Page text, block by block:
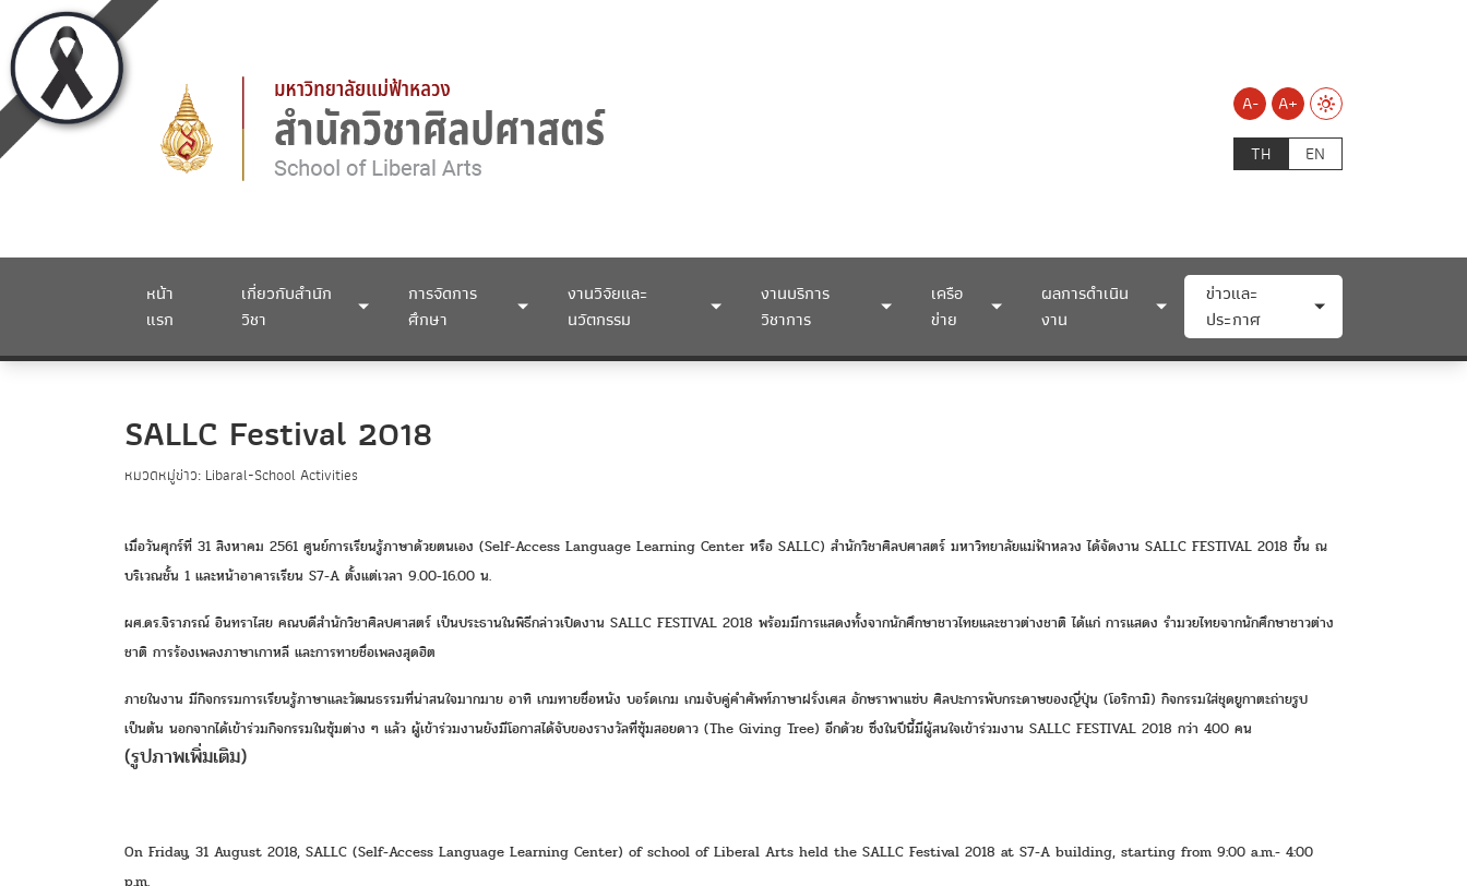
A-
A+
TH
EN
หน้า
แรก
เกี่ยวกับสำนัก
วิชา
การจัดการ
ศึกษา
งานวิจัยและ
นวัตกรรม
งานบริการ
วิชาการ
เครือ
ข่าย
ผลการดำเนิน
งาน
ข่าวและ
ประกาศ
SALLC Festival 2018
หมวดหมู่ข่าว: Libaral-School Activities
เมื่อวันศุกร์ที่ 31 สิงหาคม 2561 ศูนย์การเรียนรู้ภาษาด้วยตนเอง (Self-Access Language Learning Center หรือ SALLC) สำนักวิชาศิลปศาสตร์ มหาวิทยาลัยแม่ฟ้าหลวง ได้จัดงาน SALLC FESTIVAL 2018 ขึ้น ณ
บริเวณชั้น 1 และหน้าอาคารเรียน S7-A ตั้งแต่เวลา 9.00-16.00 น.
ผศ.ดร.จิราภรณ์ อินทราไสย คณบดีสำนักวิชาศิลปศาสตร์ เป็นประธานในพิธีกล่าวเปิดงาน SALLC FESTIVAL 2018 พร้อมมีการแสดงทั้งจากนักศึกษาชาวไทยและชาวต่างชาติ ได้แก่ การแสดง รำมวยไทยจากนักศึกษาชาวต่าง
ชาติ การร้องเพลงภาษาเกาหลี และการทายชื่อเพลงสุดฮิต
ภายในงาน มีกิจกรรมการเรียนรู้ภาษาและวัฒนธรรมที่น่าสนใจมากมาย อาทิ เกมทายชื่อหนัง บอร์ดเกม เกมจับคู่คำศัพท์ภาษาฝรั่งเศส อักษราพาแซ่บ ศิลปะการพับกระดาษของญี่ปุ่น (โอริกามิ) กิจกรรมใส่ชุดยูกาตะถ่ายรูป
เป็นต้น นอกจากได้เข้าร่วมกิจกรรมในซุ้มต่าง ๆ แล้ว ผู้เข้าร่วมงานยังมีโอกาสได้จับของรางวัลที่ซุ้มสอยดาว (The Giving Tree) อีกด้วย ซึ่งในปีนี้มีผู้สนใจเข้าร่วมงาน SALLC FESTIVAL 2018 กว่า 400 คน
(รูปภาพเพิ่มเติม)
On Friday, 31 August 2018, SALLC (Self-Access Language Learning Center) of school of Liberal Arts held the SALLC Festival 2018 at S7-A building, starting from 9:00 a.m.- 4:00
p.m.